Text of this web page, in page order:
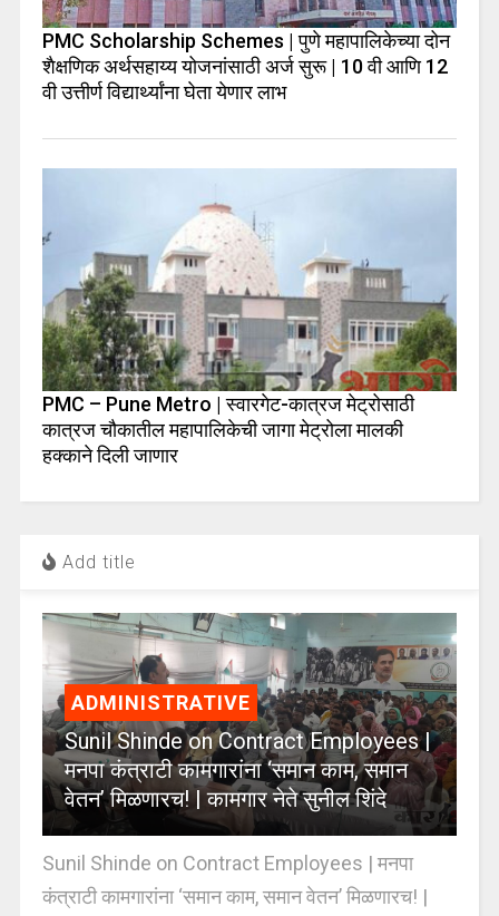
PMC Scholarship Schemes | पुणे महापालिकेच्या दोन
शैक्षणिक अर्थसहाय्य योजनांसाठी अर्ज सुरू | 10 वी आणि 12
वी उत्तीर्ण विद्यार्थ्यांना घेता येणार लाभ
PMC – Pune Metro | स्वारगेट-कात्रज मेट्रोसाठी
कात्रज चौकातील महापालिकेची जागा मेट्रोला मालकी
हक्काने दिली जाणार
Add title
ADMINISTRATIVE
Sunil Shinde on Contract Employees |
मनपा कंत्राटी कामगारांना ‘समान काम, समान
वेतन’ मिळणारच! | कामगार नेते सुनील शिंदे
Sunil Shinde on Contract Employees | मनपा
कंत्राटी कामगारांना ‘समान काम, समान वेतन’ मिळणारच! |